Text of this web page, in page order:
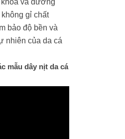
và đường
gỉ chất
bảo độ bền và
nhiên của da cá
mẫu dây nịt da cá